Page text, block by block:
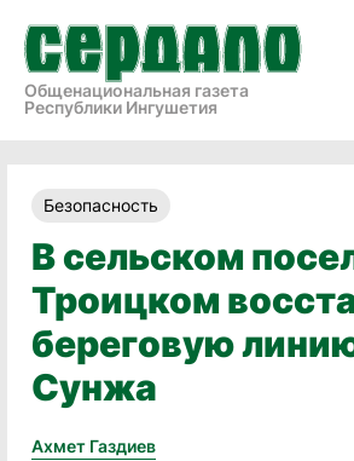
Общенациональная газета
Республики Ингушетия
Безопасность
В сельском
Троицком
береговую
Сунжа
Ахмет Газдиев